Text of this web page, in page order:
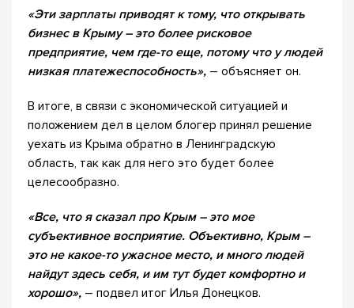
«Эти зарплаты приводят к тому, что открывать
бизнес в Крыму – это более рисковое
предприятие, чем где-то еще, потому что у людей
низкая платежеспособность», – объясняет он.
В итоге, в связи с экономической ситуацией и
положением дел в целом блогер принял решение
уехать из Крыма обратно в Ленинградскую
область, так как для него это будет более
целесообразно.
«Все, что я сказал про Крым – это мое
субъективное восприятие. Объективно, Крым –
это не какое-то ужасное место, и много людей
найдут здесь себя, и им тут будет комфортно и
хорошо», – подвел итог Илья Донецков.